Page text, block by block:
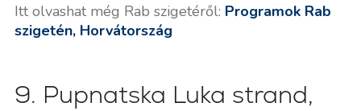
Itt olvashat még Rab szigetéről: Programok Rab
szigetén, Horvátország
9. Pupnatska Luka strand,